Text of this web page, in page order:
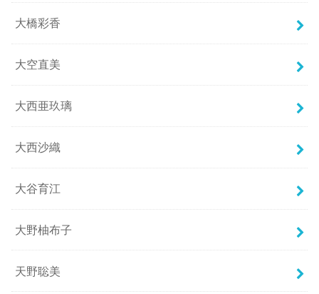
大橋彩香
大空直美
大西亜玖璃
大西沙織
大谷育江
大野柚布子
天野聡美